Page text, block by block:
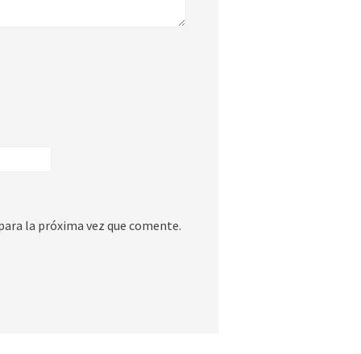
la próxima vez que comente.